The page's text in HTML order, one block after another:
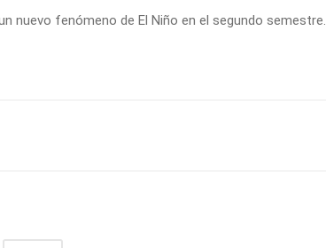
nuevo fenómeno de El Niño en el segundo semestre.